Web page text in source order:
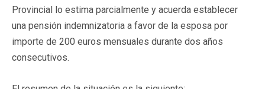
Provincial lo estima parcialmente y acuerda establecer
una pensión indemnizatoria a favor de la esposa por
importe de 200 euros mensuales durante dos años
consecutivos.